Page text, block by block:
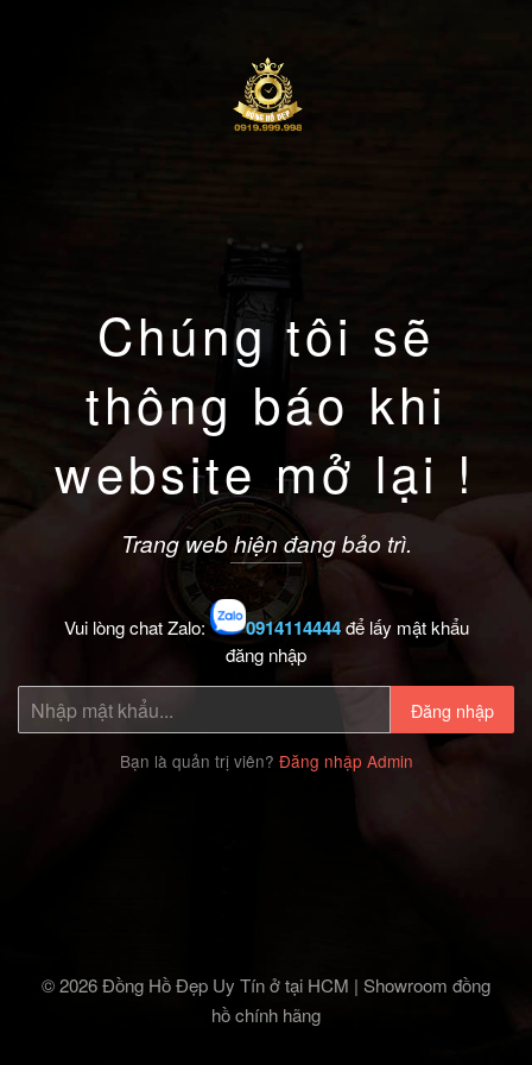
Chúng tôi sẽ
thông báo khi
website mở lại !
Trang web hiện đang bảo trì.
Vui lòng chat Zalo: 0914114444để lấy mật khẩu
đăng nhập
Đăng nhập
Bạn là quản trị viên? Đăng nhập Admin
© 2026 Đồng Hồ Đẹp Uy Tín ở tại HCM | Showroom đồng
hồ chính hãng‎